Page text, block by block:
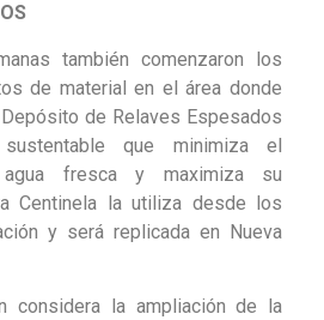
también comenzaron los
de material en el área donde
de Relaves Espesados
sustentable que minimiza el
agua fresca y maximiza su
Centinela la utiliza desde los
y será replicada en Nueva
considera la ampliación de la